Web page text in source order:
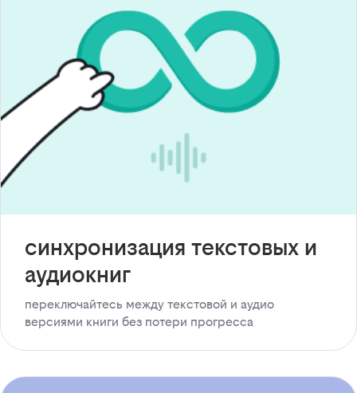
синхронизация текстовых и
аудиокниг
переключайтесь между текстовой и аудио
версиями книги без потери прогресса